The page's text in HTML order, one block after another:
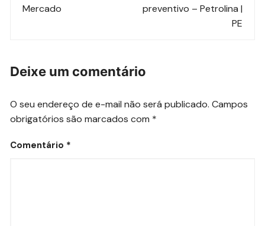
Mercado
preventivo – Petrolina |
PE
Deixe um comentário
O seu endereço de e-mail não será publicado. Campos
obrigatórios são marcados com *
Comentário *